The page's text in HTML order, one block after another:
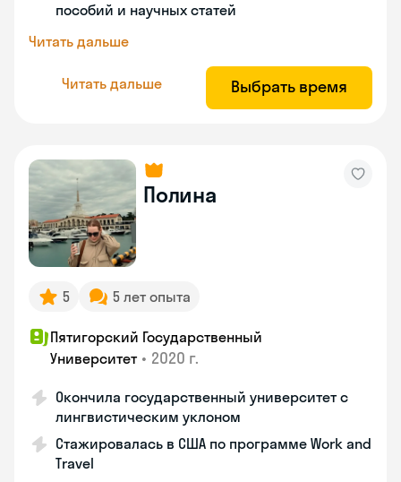
пособий и научных статей
Читать дальше
Читать дальше Выбрать время
Полина
5 5 лет опыта
Пятигорский Государственный
Университет • 2020 г.
Окончила государственный университет с
лингвистическим уклоном
Стажировалась в США по программе Work and
Travel